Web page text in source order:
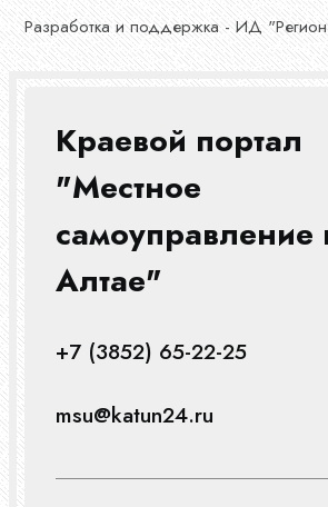
Разработка и поддержка - ИД
Краевой портал
"Местное
самоуправление
Алтае"
+7 (3852) 65-22-25
msu@katun24.ru